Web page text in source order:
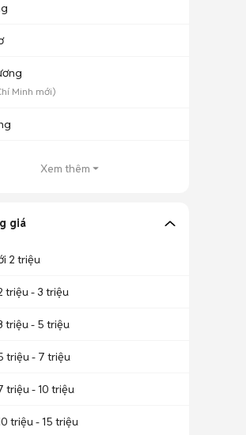
Minh mới)
Xem thêm
giá
2 triệu
triệu - 3 triệu
triệu - 5 triệu
triệu - 7 triệu
triệu - 10 triệu
triệu - 15 triệu